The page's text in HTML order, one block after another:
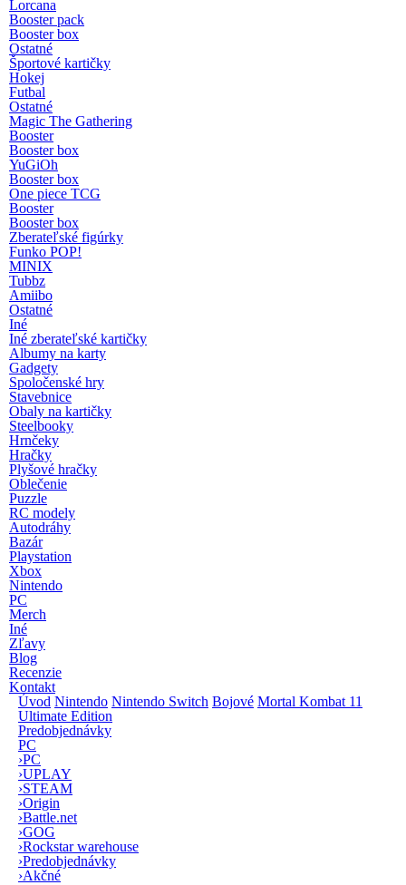
Lorcana
Booster pack
Booster box
Ostatné
Športové kartičky
Hokej
Futbal
Ostatné
Magic The Gathering
Booster
Booster box
YuGiOh
Booster box
One piece TCG
Booster
Booster box
Zberateľské figúrky
Funko POP!
MINIX
Tubbz
Amiibo
Ostatné
Iné
Iné zberateľské kartičky
Albumy na karty
Gadgety
Spoločenské hry
Stavebnice
Obaly na kartičky
Steelbooky
Hrnčeky
Hračky
Plyšové hračky
Oblečenie
Puzzle
RC modely
Autodráhy
Bazár
Playstation
Xbox
Nintendo
PC
Merch
Iné
Zľavy
Blog
Recenzie
Kontakt
Úvod Nintendo Nintendo Switch Bojové Mortal Kombat 11
Ultimate Edition
Predobjednávky
PC
›PC
›UPLAY
›STEAM
›Origin
›Battle.net
›GOG
›Rockstar warehouse
›Predobjednávky
›Akčné